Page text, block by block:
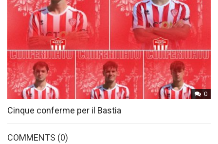
0
Cinque conferme per il Bastia
COMMENTS (0)